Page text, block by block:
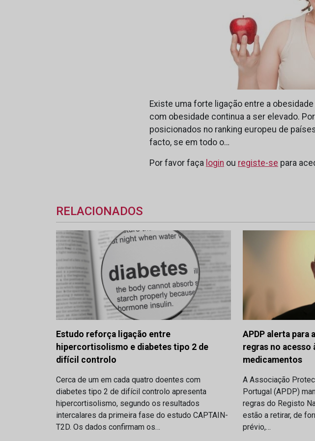
Existe uma forte ligação entre a
com obesidade continua a ser elevado.
posicionados no ranking europeu de
facto, se em todo o…
Por favor faça login ou registe-se para
RELACIONADOS
Estudo reforça ligação entre
hipercortisolismo e diabetes tipo 2 de
difícil controlo
Cerca de um em cada quatro doentes com
diabetes tipo 2 de difícil controlo apresenta
hipercortisolismo, segundo os resultados
intercalares da primeira fase do estudo CAPTAIN-
T2D. Os dados confirmam os…
APDP alerta para
regras no acesso
medicamentos
A Associação
Portugal (APDP)
regras do Registo
estão a retirar, de
prévio,…